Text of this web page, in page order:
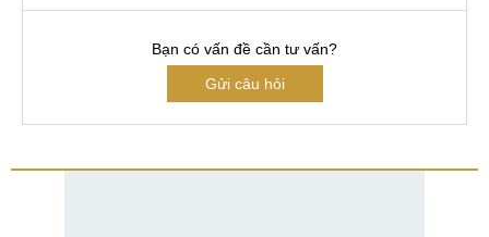
Bạn có vấn đề cần tư vấn?
Gửi câu hỏi